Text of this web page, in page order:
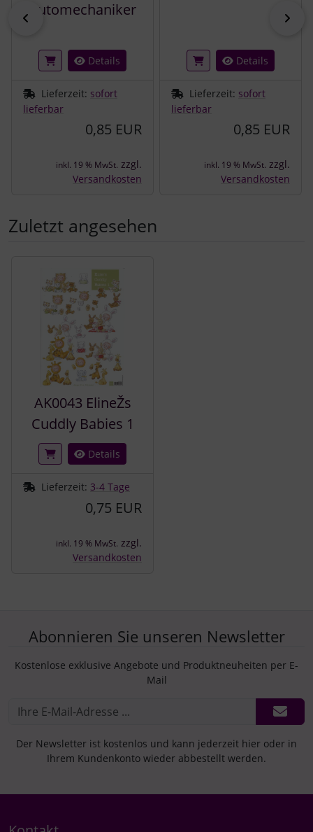
zurück
Automechaniker
Details
Lieferzeit: sofort
lieferbar
0,85 EUR
inkl. 19 % MwSt. zzgl.
Versandkosten
Details
Lieferzeit: sofort
lieferbar
0,85 EUR
inkl. 19 % MwSt. zzgl.
Versandkosten
Zuletzt angesehen
AK0043 ElineŽs
Cuddly Babies 1
Details
Lieferzeit: 3-4 Tage
0,75 EUR
inkl. 19 % MwSt. zzgl.
Versandkosten
Abonnieren Sie unseren Newsletter
Kostenlose exklusive Angebote und Produktneuheiten per E-
Mail
Der Newsletter ist kostenlos und kann jederzeit hier oder in
Ihrem Kundenkonto wieder abbestellt werden.